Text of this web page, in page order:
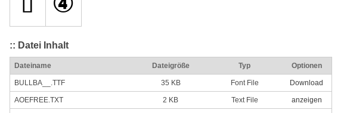
:: Datei Inhalt
Dateiname Dateigröße Typ Optionen
BULLBA__.TTF 35 KB Font File Download
AOEFREE.TXT 2 KB Text File anzeigen